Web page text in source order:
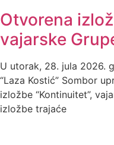
Otvorena
vajarske
U utorak, 28. jula 2026.
“Laza Kostić” Sombor
izložbe “Kontinuitet”,
izložbe trajaće